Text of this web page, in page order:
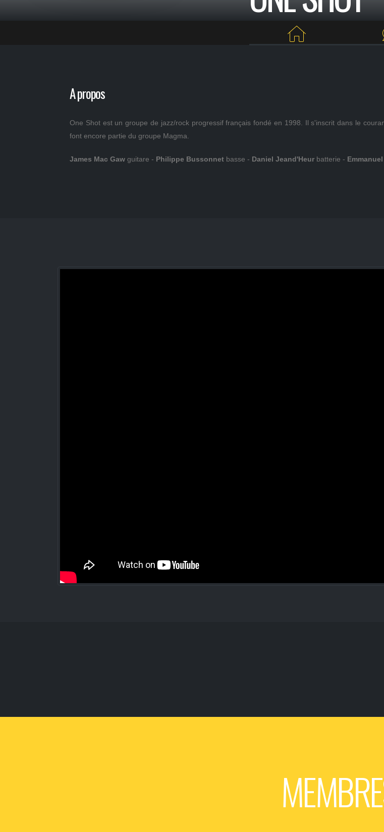
A propos
One Shot est un groupe de jazz/rock progressif français fondé en 1998. Il s'inscrit dans le
font encore partie du groupe Magma.
James Mac Gaw guitare - Philippe Bussonnet basse - Daniel Jeand'Heur batterie -